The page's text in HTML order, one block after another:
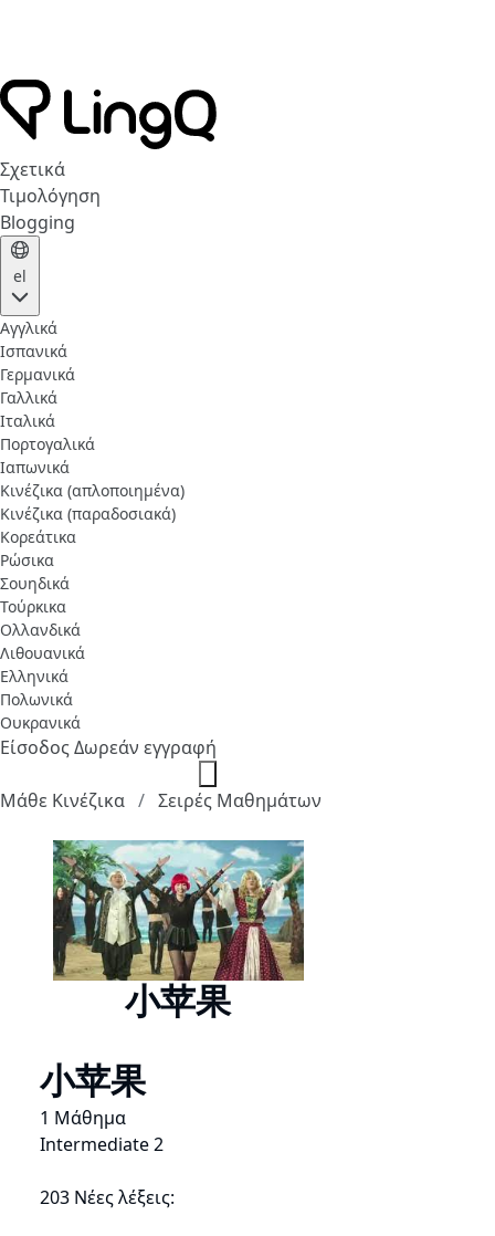
Σχετικά
Τιμολόγηση
Blogging
el
Αγγλικά
Ισπανικά
Γερμανικά
Γαλλικά
Ιταλικά
Πορτογαλικά
Ιαπωνικά
Κινέζικα (απλοποιημένα)
Κινέζικα (παραδοσιακά)
Κορεάτικα
Ρώσικα
Σουηδικά
Τούρκικα
Ολλανδικά
Λιθουανικά
Ελληνικά
Πολωνικά
Ουκρανικά
ΕίσοδοςΔωρεάν εγγραφή
Μάθε Κινέζικα Σειρές Μαθημάτων
小苹果
小苹果
1 Μάθημα
Intermediate 2
203 Νέες λέξεις: